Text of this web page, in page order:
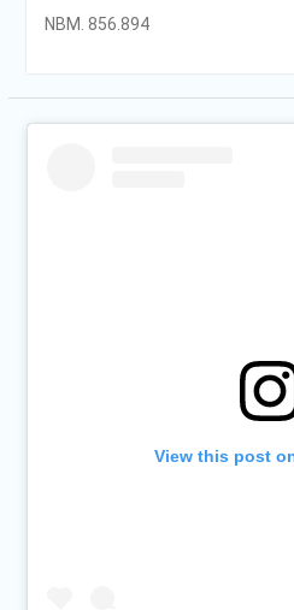
NBM. 856.894
View this post